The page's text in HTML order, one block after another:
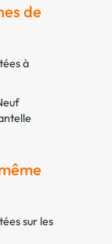
de
à
sur les